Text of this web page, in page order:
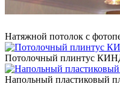
Натяжной потолок с
Потолочный плинтус
Напольный пластиковый